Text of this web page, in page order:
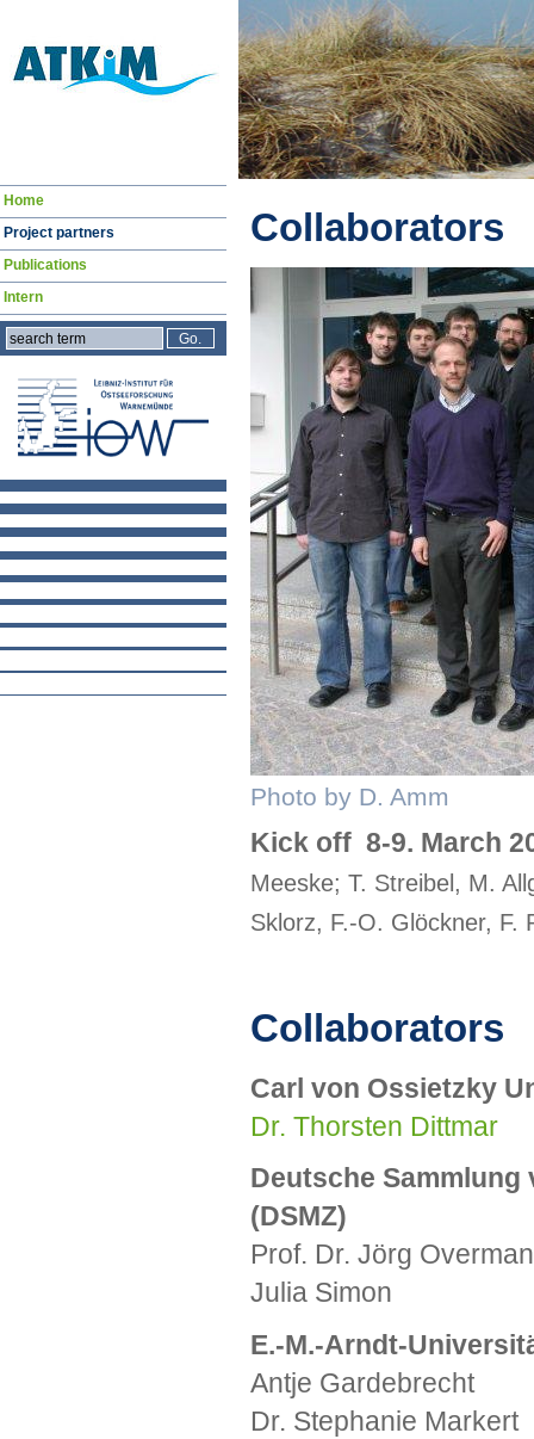
Collaborators
Photo by D. Amm
Kick off 8-9. March
Meeske; T. Streibel, M.
Sklorz, F.-O. Glöckner, F.
Collaborators
Carl von Ossietzky
Dr. Thorsten Dittmar
Deutsche
(DSMZ)
Prof. Dr. Jörg
Julia Simon
E.-M.-Arndt-
Antje Gardebrecht
Dr. Stephanie Markert
Navigation
Home
Project partners
Publications
Intern